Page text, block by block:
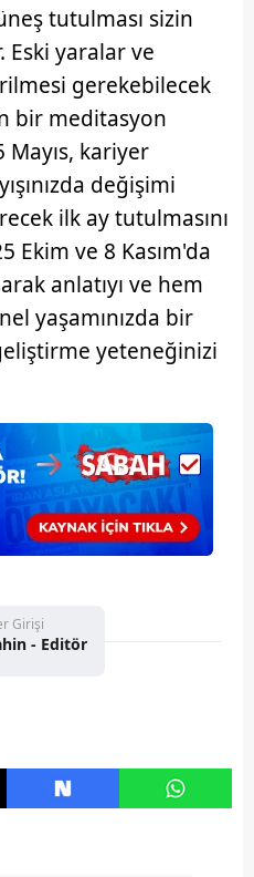
yer alan panel
ilişkin detaylı bilgi
Çerez Bilgilendirme
Kanunu uyarınca
okumak ve sitemizde
çerezlerle ilgili bilgi
tutulması sizin
Eski yaralar ve
gerekebilecek
bir meditasyon
Mayıs, kariyer
değişimi
ilk ay tutulmasını
Ekim ve 8 Kasım'da
anlatıyı ve hem
yaşamınızda bir
yeteneğinizi
Girişi
- Editör